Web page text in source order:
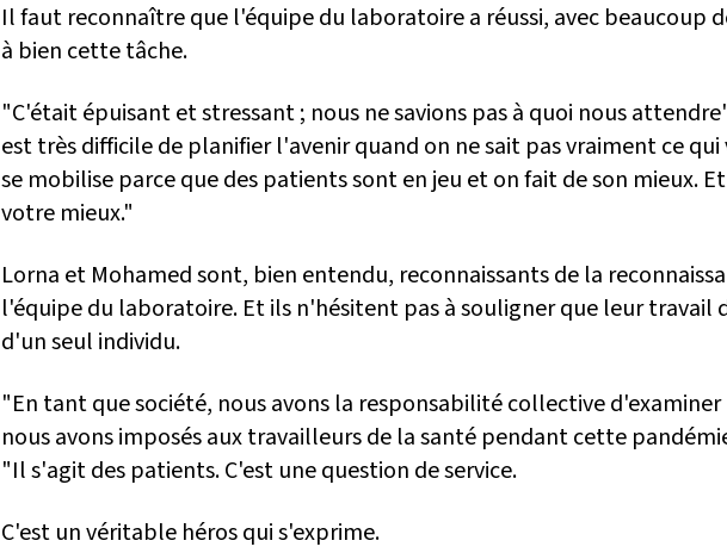
Il faut reconnaître que l'équipe du laboratoire a réussi, avec beaucoup
à bien cette tâche.
"C'était épuisant et stressant ; nous ne savions pas à quoi nous
est très difficile de planifier l'avenir quand on ne sait pas vraiment ce qui
se mobilise parce que des patients sont en jeu et on fait de son mieux.
votre mieux."
Lorna et Mohamed sont, bien entendu, reconnaissants de la
l'équipe du laboratoire. Et ils n'hésitent pas à souligner que leur travail
d'un seul individu.
"En tant que société, nous avons la responsabilité collective d'examiner
nous avons imposés aux travailleurs de la santé pendant cette
"Il s'agit des patients. C'est une question de service.
C'est un véritable héros qui s'exprime.